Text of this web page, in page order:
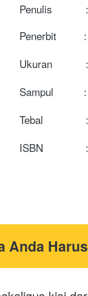
Penulis
Penerbit
Ukuran
Sampul
Tebal
ISBN
Anda